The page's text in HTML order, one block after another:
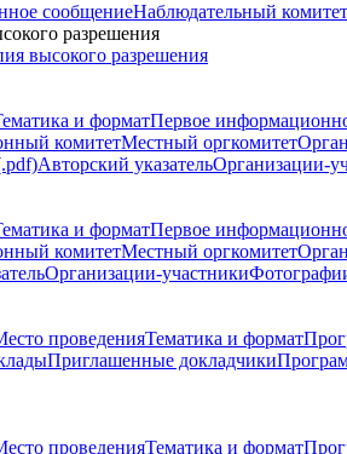
сообщениеНаблюдательный комитет
разрешения
высокого разрешения
и форматПервое
комитетМестный оргкомитет
Авторский указательОрганизации-
и форматПервое
комитетМестный оргкомитет
Организации-участники
проведенияТематика и формат
Приглашенные докладчики
проведенияТематика и формат